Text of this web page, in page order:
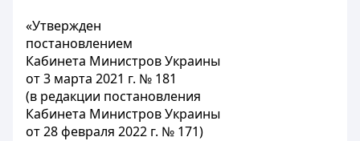
«Утвержден
постановлением
Кабинета Министров Украины
от 3 марта 2021 г. № 181
(в редакции постановления
Кабинета Министров Украины
от 28 февраля 2022 г. № 171)